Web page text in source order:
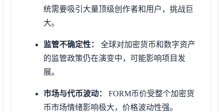
统需要吸引大量顶级创作者和用户，挑战巨
大。
监管不确定性：
全球对加密货币和数字资产
的监管政策仍在演变中，可能影响项目发
展。
市场与代币波动：
FORM币价受整个加密货
币市场情绪影响极大，价格波动性强。